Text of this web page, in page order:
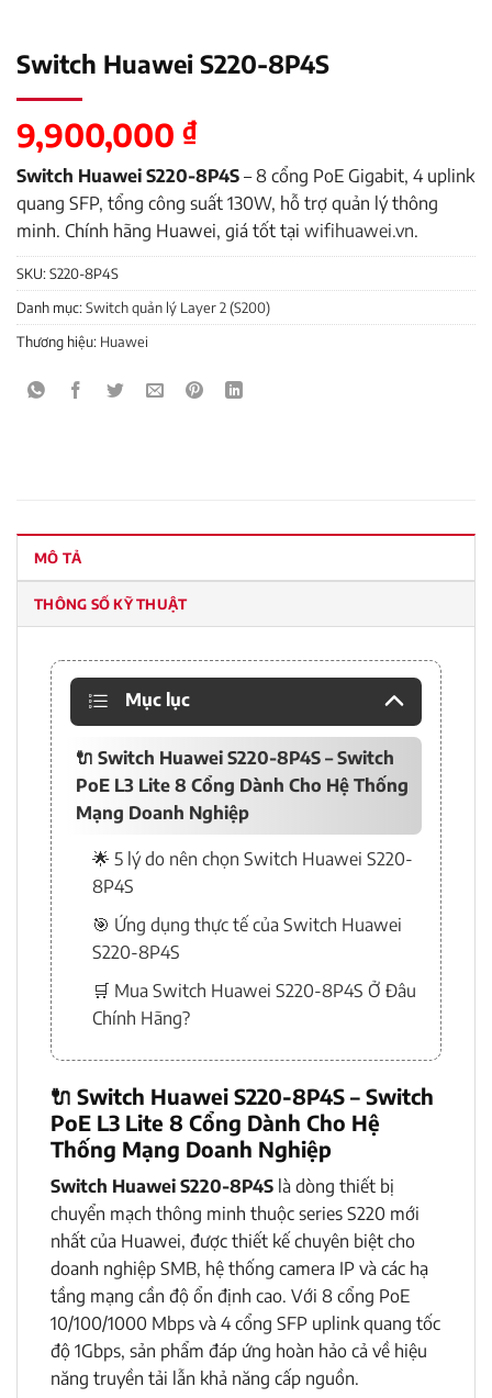
Switch Huawei S220-8P4S
9,900,000 ₫
Switch Huawei S220-8P4S – 8 cổng PoE Gigabit, 4 uplink
quang SFP, tổng công suất 130W, hỗ trợ quản lý thông
minh. Chính hãng Huawei, giá tốt tại wifihuawei.vn.
SKU:S220-8P4S
Danh mục:Switch quản lý Layer 2 (S200)
Thương hiệu: Huawei
MÔ TẢ
THÔNG SỐ KỸ THUẬT
Mục lục
🔌 Switch Huawei S220-8P4S – Switch
PoE L3 Lite 8 Cổng Dành Cho Hệ Thống
Mạng Doanh Nghiệp
🌟 5 lý do nên chọn Switch Huawei S220-
8P4S
🎯 Ứng dụng thực tế của Switch Huawei
S220-8P4S
🛒 Mua Switch Huawei S220-8P4S Ở Đâu
Chính Hãng?
🔌 Switch Huawei S220-8P4S – Switch
PoE L3 Lite 8 Cổng Dành Cho Hệ
Thống Mạng Doanh Nghiệp
Switch Huawei S220-8P4S là dòng thiết bị
chuyển mạch thông minh thuộc series S220 mới
nhất của Huawei, được thiết kế chuyên biệt cho
doanh nghiệp SMB, hệ thống camera IP và các hạ
tầng mạng cần độ ổn định cao. Với 8 cổng PoE
10/100/1000 Mbps và 4 cổng SFP uplink quang tốc
độ 1Gbps, sản phẩm đáp ứng hoàn hảo cả về hiệu
năng truyền tải lẫn khả năng cấp nguồn.